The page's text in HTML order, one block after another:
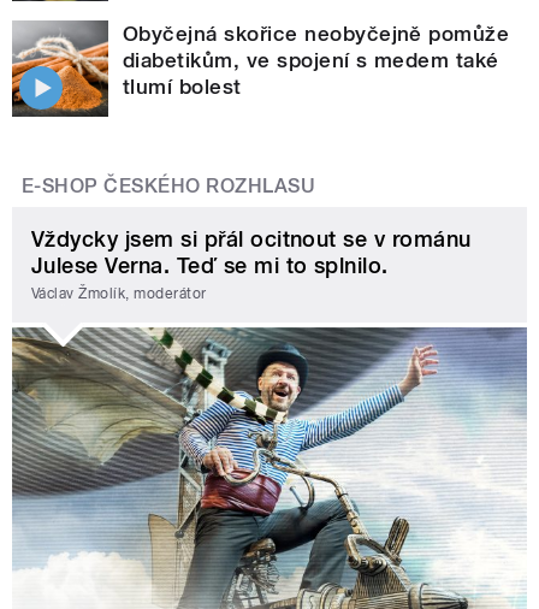
Obyčejná skořice neobyčejně pomůže
diabetikům, ve spojení s medem také
tlumí bolest
E-SHOP ČESKÉHO ROZHLASU
Vždycky jsem si přál ocitnout se v románu
Julese Verna. Teď se mi to splnilo.
Václav Žmolík, moderátor